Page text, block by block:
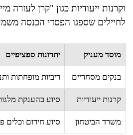
וקרנות ייעודיות כגון "קרן לעזרה
לחיילים שספגו הפסדי הכנסה
מוסד מעניק יתרונות ספציפיים
בנקים מסחריים ריביות מופחתות
קרנות ייעודיות סיוע בהענקת
משרד הביטחון סיוע חירום וכלים